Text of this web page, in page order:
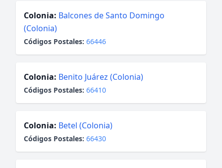
Colonia: Balcones de Santo Domingo
(Colonia)
Códigos Postales: 66446
Colonia: Benito Juárez (Colonia)
Códigos Postales: 66410
Colonia: Betel (Colonia)
Códigos Postales: 66430